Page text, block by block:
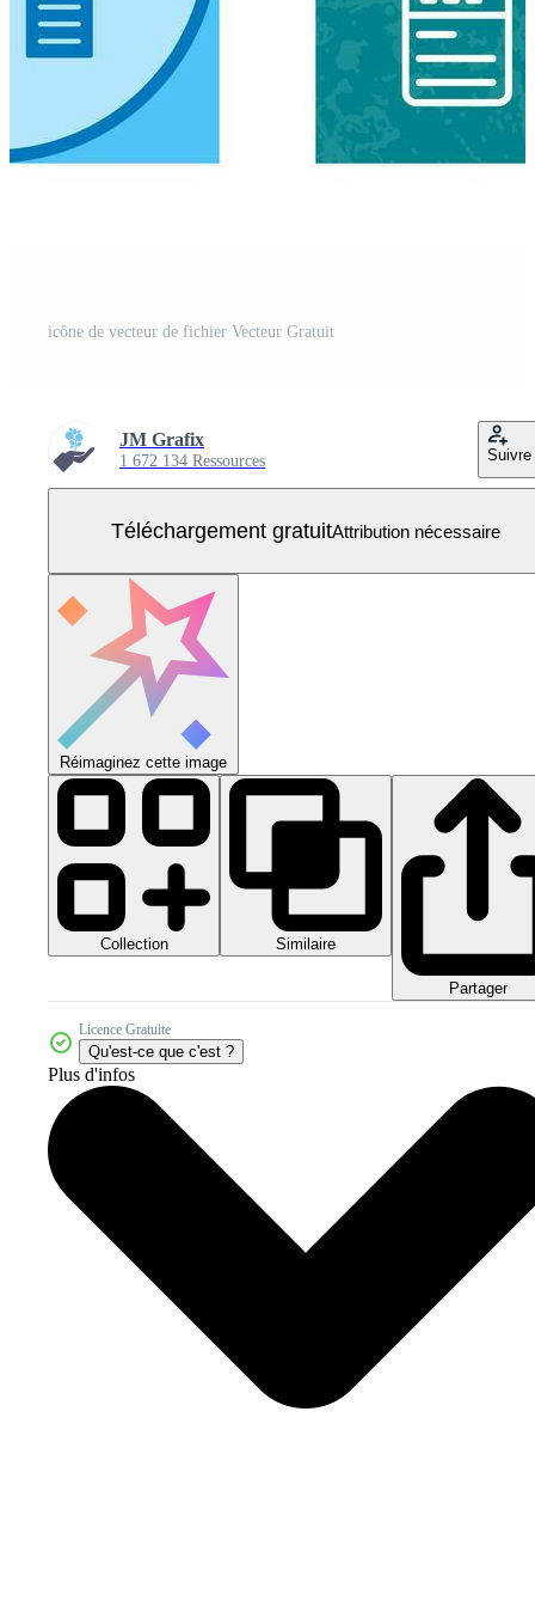
icône de vecteur de fichier Vecteur Gratuit
JM Grafix
1 672 134 Ressources Suivre
Téléchargement gratuitAttribution nécessaire
Réimaginez cette image
Collection Similaire
Partager
Licence Gratuite
Qu'est-ce que c'est ?
Plus d'infos